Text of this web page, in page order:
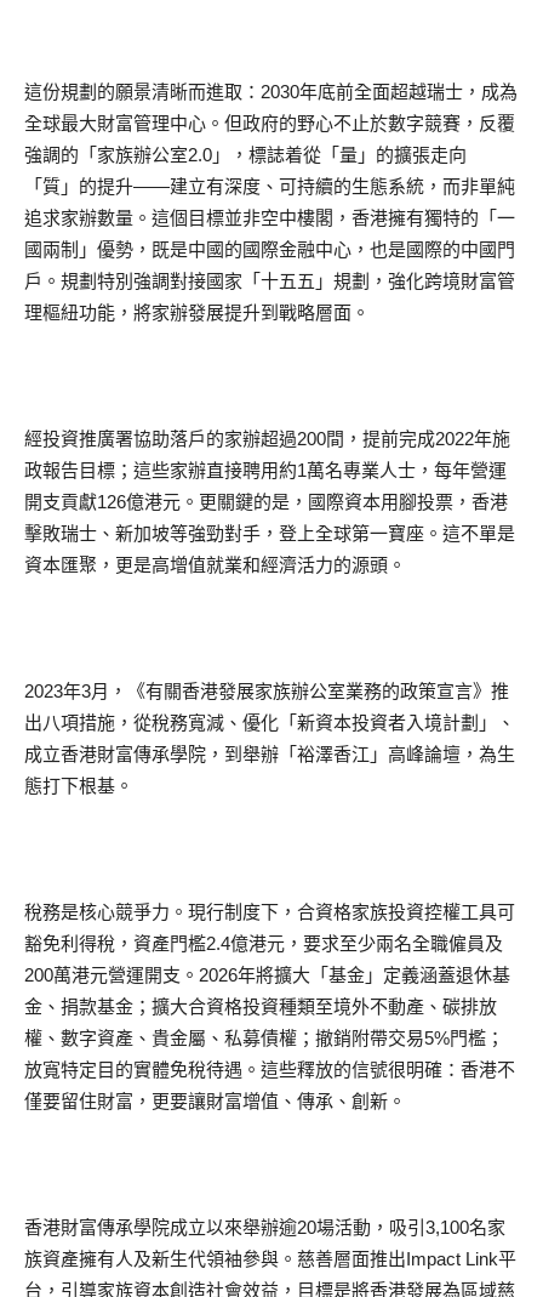
這份規劃的願景清晰而進取：2030年底前全面超越瑞士，成為
全球最大財富管理中心。但政府的野心不止於數字競賽，反覆
強調的「家族辦公室2.0」，標誌着從「量」的擴張走向
「質」的提升——建立有深度、可持續的生態系統，而非單純
追求家辦數量。這個目標並非空中樓閣，香港擁有獨特的「一
國兩制」優勢，既是中國的國際金融中心，也是國際的中國門
戶。規劃特別強調對接國家「十五五」規劃，強化跨境財富管
理樞紐功能，將家辦發展提升到戰略層面。
經投資推廣署協助落戶的家辦超過200間，提前完成2022年施
政報告目標；這些家辦直接聘用約1萬名專業人士，每年營運
開支貢獻126億港元。更關鍵的是，國際資本用腳投票，香港
擊敗瑞士、新加坡等強勁對手，登上全球第一寶座。這不單是
資本匯聚，更是高增值就業和經濟活力的源頭。
2023年3月，《有關香港發展家族辦公室業務的政策宣言》推
出八項措施，從稅務寬減、優化「新資本投資者入境計劃」、
成立香港財富傳承學院，到舉辦「裕澤香江」高峰論壇，為生
態打下根基。
稅務是核心競爭力。現行制度下，合資格家族投資控權工具可
豁免利得稅，資產門檻2.4億港元，要求至少兩名全職僱員及
200萬港元營運開支。2026年將擴大「基金」定義涵蓋退休基
金、捐款基金；擴大合資格投資種類至境外不動產、碳排放
權、數字資產、貴金屬、私募債權；撤銷附帶交易5%門檻；
放寬特定目的實體免稅待遇。這些釋放的信號很明確：香港不
僅要留住財富，更要讓財富增值、傳承、創新。
香港財富傳承學院成立以來舉辦逾20場活動，吸引3,100名家
族資產擁有人及新生代領袖參與。慈善層面推出Impact Link平
台，引導家族資本創造社會效益，目標是將香港發展為區域慈